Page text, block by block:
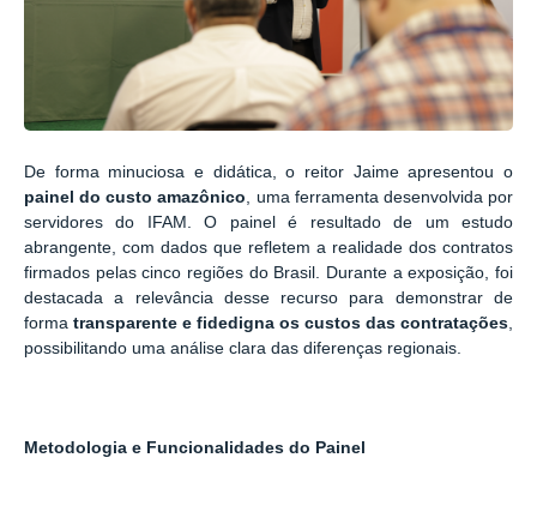
De forma minuciosa e didática, o reitor Jaime apresentou o
painel do custo amazônico , uma ferramenta desenvolvida por
servidores do IFAM. O painel é resultado de um estudo
abrangente, com dados que refletem a realidade dos contratos
firmados pelas cinco regiões do Brasil. Durante a exposição, foi
destacada a relevância desse recurso para demonstrar de
forma transparente e fidedigna os custos das contratações
possibilitando uma análise clara das diferenças regionais.
Metodologia e Funcionalidades do Painel